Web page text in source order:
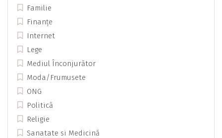
Familie
Finanțe
Internet
Lege
Mediul Înconjurător
Moda/Frumusete
ONG
Politică
Religie
Sanatate si Medicină